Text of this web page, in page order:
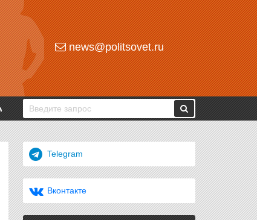
news@politsovet.ru
Telegram
Вконтакте